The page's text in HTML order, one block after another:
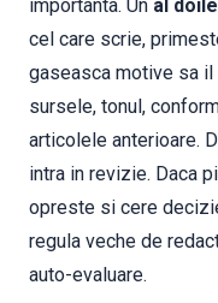
importanta. Un al
cel care scrie,
gaseasca motive sa il
sursele, tonul,
articolele anterioare.
intra in revizie. Daca
opreste si cere
regula veche de
auto-evaluare.